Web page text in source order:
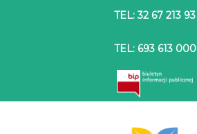
TEL: 32 67 213 93
TEL: 693 613 000